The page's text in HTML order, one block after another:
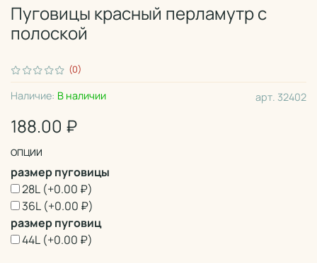
(0)
арт. 32402
Наличие: В наличии
Пуговицы красный перламутр с
полоской
188.00 ₽
ОПЦИИ
размер пуговицы
28L (+0.00 ₽)
36L (+0.00 ₽)
размер пуговиц
44L (+0.00 ₽)